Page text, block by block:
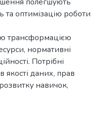
та оптимізацію роботи
трансформацією
нормативні
Потрібні
якості даних, прав
навичок,